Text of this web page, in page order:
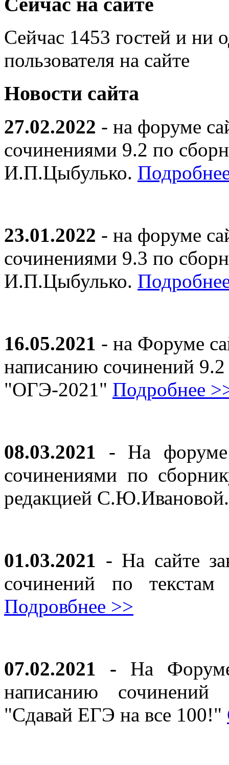
Сейчас 1453 гостей и ни
пользователя на сайте
Новости сайта
27.02.2022 - на форуме
сочинениями 9.2 по
И.П.Цыбулько.
23.01.2022 - на форуме
сочинениями 9.3 по
И.П.Цыбулько.
16.05.2021 - на Форуме
написанию сочинений
"ОГЭ-2021" Подробнее
08.03.2021 - На форуме
сочинениями по
редакцией
01.03.2021 - На сайте
сочинений по
Подровбнее >>
07.02.2021 - На
написанию
"Сдавай ЕГЭ на все 100!"